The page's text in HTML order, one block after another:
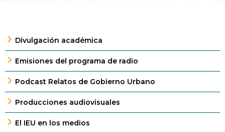
Divulgación académica
Emisiones del programa de radio
Podcast Relatos de Gobierno Urbano
Producciones audiovisuales
El IEU en los medios